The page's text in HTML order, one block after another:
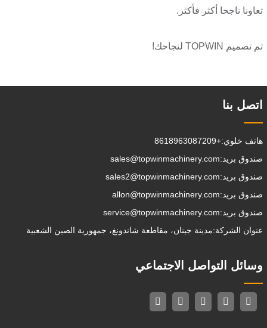
تعاونا ناجحا أكثر فأكثر.
تم تصميم TOPWIN لنجاحك!
اتصل بنا
هاتف خلوي:+8618963087209
صندوق بريد:sales@topwinmachinery.com
صندوق بريد:sales2@topwinmachinery.com
صندوق بريد:allon@topwinmachinery.com
صندوق بريد:service@topwinmachinery.com
عنوان الشركة:مدينة جينان، مقاطعة شاندونغ، جمهورية الصين الشعبية
وسائل التواصل الاجتماعي